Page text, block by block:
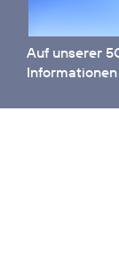
Auf unserer